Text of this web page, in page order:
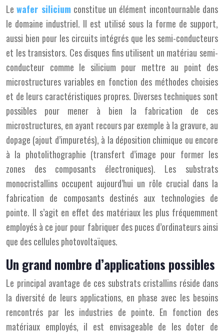
Lewafer silicium constitue un élément incontournable dans
le domaine industriel. Il est utilisé sous la forme de support,
aussi bien pour les circuits intégrés que les semi-conducteurs
et les transistors. Ces disques fins utilisent un matériau semi-
conducteur comme le silicium pour mettre au point des
microstructures variables en fonction des méthodes choisies
et de leurs caractéristiques propres. Diverses techniques sont
possibles pour mener à bien la fabrication de ces
microstructures, en ayant recours par exemple à la gravure, au
dopage (ajout d’impuretés), à la déposition chimique ou encore
à la photolithographie (transfert d’image pour former les
zones des composants électroniques). Les substrats
monocristallins occupent aujourd’hui un rôle crucial dans la
fabrication de composants destinés aux technologies de
pointe. Il s’agit en effet des matériaux les plus fréquemment
employés à ce jour pour fabriquer des puces d’ordinateurs ainsi
que des cellules photovoltaïques.
Un grand nombre d’applications possibles
Le principal avantage de ces substrats cristallins réside dans
la diversité de leurs applications, en phase avec les besoins
rencontrés par les industries de pointe. En fonction des
matériaux employés, il est envisageable de les doter de